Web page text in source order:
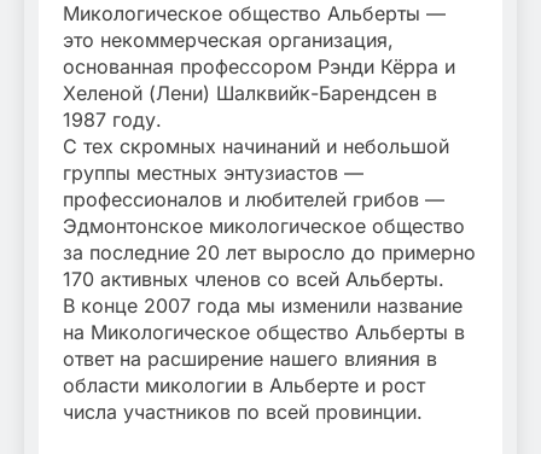
Микологическое общество Альберты —
это некоммерческая организация,
основанная профессором Рэнди Кёрра и
Хеленой (Лени) Шалквийк-Барендсен в
1987 году.
С тех скромных начинаний и небольшой
группы местных энтузиастов —
профессионалов и любителей грибов —
Эдмонтонское микологическое общество
за последние 20 лет выросло до примерно
170 активных членов со всей Альберты.
В конце 2007 года мы изменили название
на Микологическое общество Альберты в
ответ на расширение нашего влияния в
области микологии в Альберте и рост
числа участников по всей провинции.